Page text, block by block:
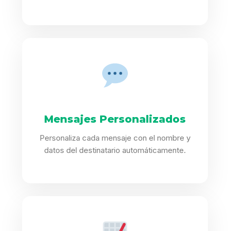
Mensajes Personalizados
Personaliza cada mensaje con el nombre y
datos del destinatario automáticamente.